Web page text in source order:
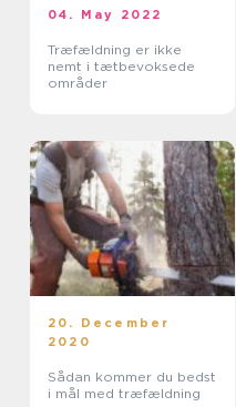
04. May 2022
Træfældning er ikke
nemt i tætbevoksede
områder
20. December
2020
Sådan kommer du bedst
i mål med træfældning